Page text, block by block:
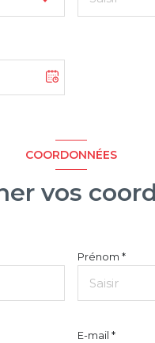
COORDONNÉES
vos
Prénom *
E-mail *